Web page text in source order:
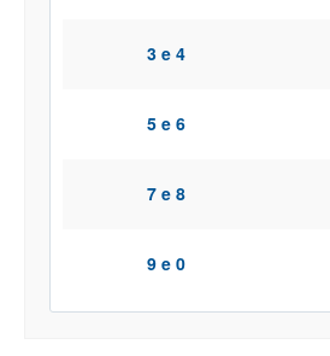
3 e 4
5 e 6
7 e 8
9 e 0